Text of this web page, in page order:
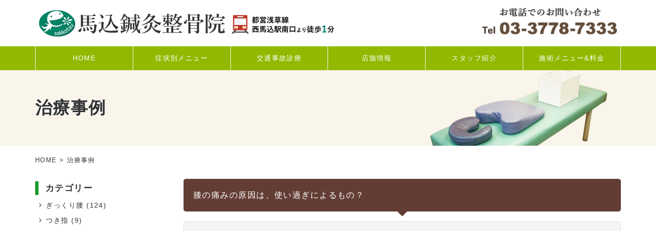
HOME 症状別メニュー 交通事故診療 店舗情報 スタッフ紹介 施術メニュー&料金
治療事例
HOME > 治療事例
膝の痛みの原因は、使い過ぎによるもの？
カテゴリー
ぎっくり腰 (124)
つき指 (9)